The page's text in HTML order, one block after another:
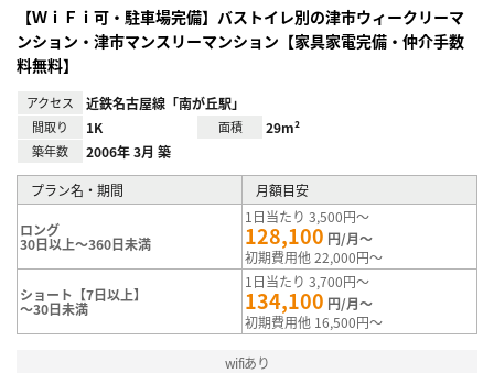
【ＷｉＦｉ可・駐車場完備】バストイレ別の津市ウィークリーマ
ンション・津市マンスリーマンション【家具家電完備・仲介手数
料無料】
アクセス 近鉄名古屋線「南が丘駅」
間取り 1K 面積 29m²
築年数 2006年 3月 築
プラン名・期間 月額目安
ロング
30日以上～360日未満
1日当たり 3,500円～
128,100 円/月～
初期費用他 22,000円～
ショート【7日以上】
～30日未満
1日当たり 3,700円～
134,100 円/月～
初期費用他 16,500円～
wifiあり